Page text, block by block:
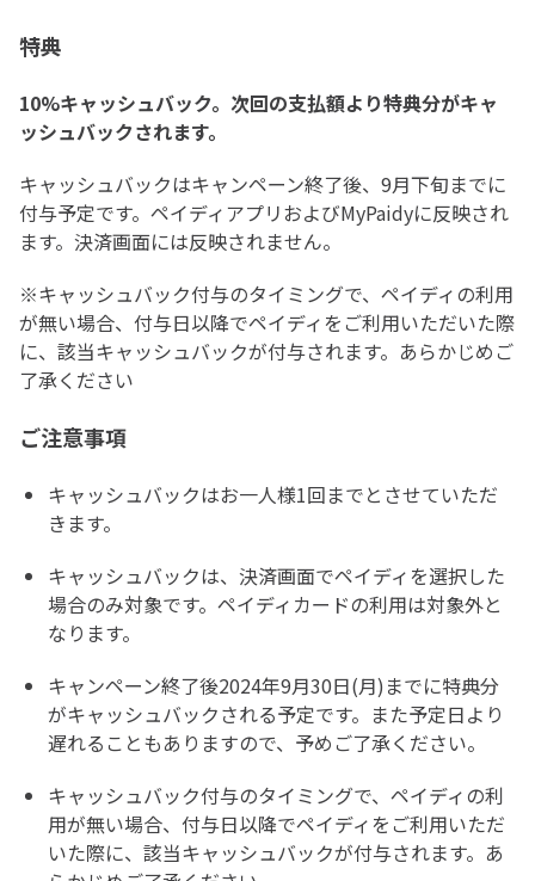
特典
10%キャッシュバック。次回の支払額より特典分がキャ
ッシュバックされます。
キャッシュバックはキャンペーン終了後、9月下旬までに
付与予定です。ペイディアプリおよびMyPaidyに反映され
ます。決済画面には反映されません。
※キャッシュバック付与のタイミングで、ペイディの利用
が無い場合、付与日以降でペイディをご利用いただいた際
に、該当キャッシュバックが付与されます。あらかじめご
了承ください
ご注意事項
キャッシュバックはお一人様1回までとさせていただ
きます。
キャッシュバックは、決済画面でペイディを選択した
場合のみ対象です。ペイディカードの利用は対象外と
なります。
キャンペーン終了後2024年9月30日(月)までに特典分
がキャッシュバックされる予定です。また予定日より
遅れることもありますので、予めご了承ください。
キャッシュバック付与のタイミングで、ペイディの利
用が無い場合、付与日以降でペイディをご利用いただ
いた際に、該当キャッシュバックが付与されます。あ